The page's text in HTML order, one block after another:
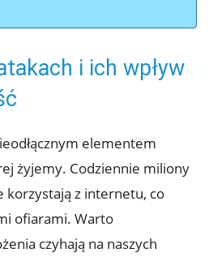
i ⁢ich⁢ wpływ⁣
elementem
⁤żyjemy. ⁢Codziennie miliony
korzystają z⁤ internetu, co⁤
ofiarami. Warto
czyhają ⁢na naszych